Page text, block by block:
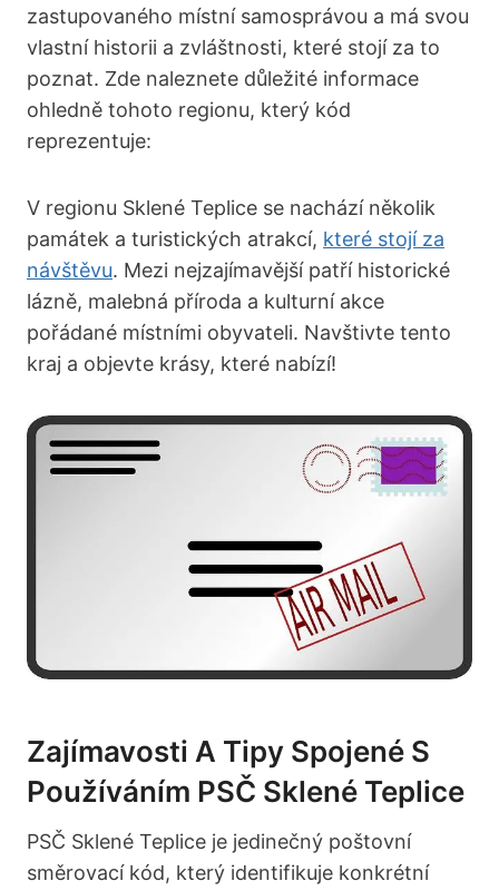
zastupovaného místní samosprávou a​ má svou
vlastní historii ⁣a zvláštnosti, které stojí za to
poznat.⁤ Zde naleznete‍ důležité⁢ informace
ohledně tohoto regionu, který kód
‌reprezentuje:
V⁣ regionu Sklené Teplice se nachází několik
památek a turistických atrakcí, které stojí za
návštěvu. ⁢Mezi nejzajímavější patří historické
‍lázně, malebná příroda ⁣a kulturní akce​
pořádané místními ⁤obyvateli.⁣ Navštivte tento
kraj‍ a objevte krásy, které nabízí!
Zajímavosti A ‍tipy Spojené S
Používáním PSČ Sklené ‍Teplice
PSČ Sklené Teplice je jedinečný ‍poštovní
směrovací kód, který identifikuje konkrétní‌